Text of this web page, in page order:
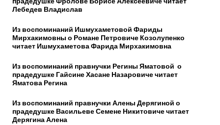
Лебедев Владислав
Из воспоминаний Ишмухаметовой Фариды
Мирхакимовны о Романе Петровиче Козолупенко
читает Ишмухаметова Фарида Мирхакимовна
Из воспоминаний правнучки Регины Яматовой о
прадедушке Гайсине Хасане Назаровиче читает
Яматова Регина
Из воспоминаний правнучки Алены Дерягиной о
прадедушке Васильеве Семене Никитовиче читает
Дерягина Алена